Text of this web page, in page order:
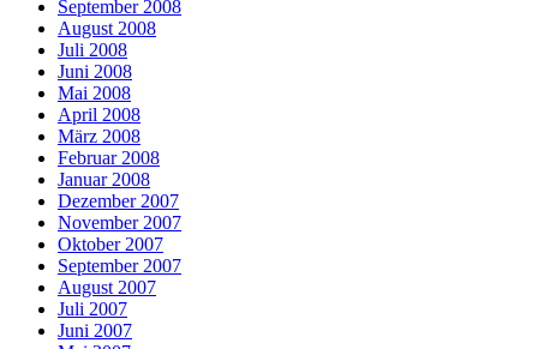
September 2008
August 2008
Juli 2008
Juni 2008
Mai 2008
April 2008
März 2008
Februar 2008
Januar 2008
Dezember 2007
November 2007
Oktober 2007
September 2007
August 2007
Juli 2007
Juni 2007